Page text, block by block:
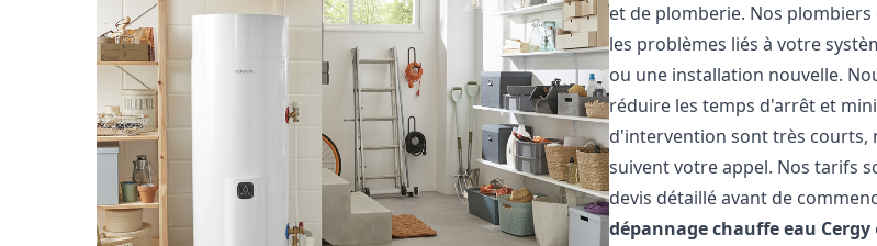
et de plomberie. Nos
les problèmes liés à votre
ou une installation nouvelle.
réduire les temps d'arrêt et
d'intervention sont très courts,
suivent votre appel. Nos tarifs
devis détaillé avant de
dépannage chauffe eau Cergy